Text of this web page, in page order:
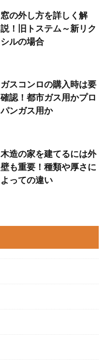
窓の外し方を詳しく解
説！旧トステム～新リク
シルの場合
ガスコンロの購入時は要
確認！都市ガス用かプロ
パンガス用か
木造の家を建てるには外
壁も重要！種類や厚さに
よっての違い